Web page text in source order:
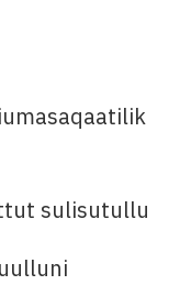
sulisutullu